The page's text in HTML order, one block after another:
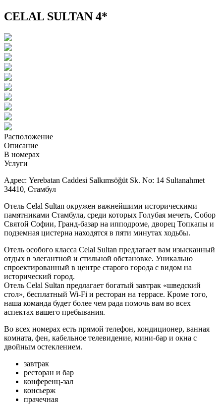
CELAL SULTAN 4*
Расположение
Описание
В номерах
Услуги
Адрес: Yerebatan Caddesi Salkımsöğüt Sk. No: 14 Sultanahmet
34410, Стамбул
Отель Celal Sultan окружен важнейшими историческими
памятниками Стамбула, среди которых Голубая мечеть, Собор
Святой Софии, Гранд-базар на ипподроме, дворец Топкапы и
подземная цистерна находятся в пяти минутах ходьбы.
Отель особого класса Celal Sultan предлагает вам изысканный
отдых в элегантной и стильной обстановке. Уникально
спроектированный в центре старого города с видом на
исторический город.
Отель Celal Sultan предлагает богатый завтрак «шведский
стол», бесплатный Wi-Fi и ресторан на террасе. Кроме того,
наша команда будет более чем рада помочь вам во всех
аспектах вашего пребывания.
Во всех номерах есть прямой телефон, кондиционер, ванная
комната, фен, кабельное телевидение, мини-бар и окна с
двойным остеклением.
завтрак
ресторан и бар
конференц-зал
консьерж
прачечная